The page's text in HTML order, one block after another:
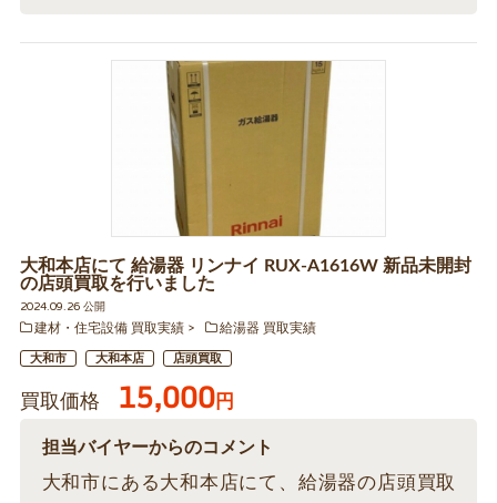
大和本店にて 給湯器 リンナイ RUX-A1616W 新品未開封
の店頭買取を行いました
2024.09.26 公開
建材・住宅設備 買取実績
給湯器 買取実績
大和市 大和本店 店頭買取
買取価格 15,000円
担当バイヤーからのコメント
大和市にある大和本店にて、給湯器の店頭買取